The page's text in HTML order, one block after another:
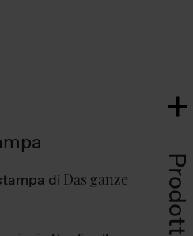
Prodotti
di Das ganze